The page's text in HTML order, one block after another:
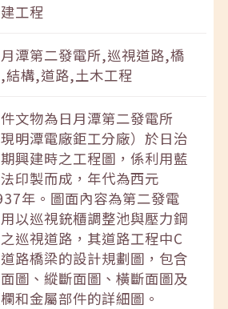
工程
潭第二發電所,巡視道路,橋
結構,道路,土木工程
文物為日月潭第二發電所
現明潭電廠鉅工分廠）於日治
興建時之工程圖，係利用藍
印製而成，年代為西元
年。圖面內容為第二發電
以巡視銃櫃調整池與壓力鋼
巡視道路，其道路工程中C
路橋梁的設計規劃圖，包含
圖、縱斷面圖、橫斷面圖及
和金屬部件的詳細圖。